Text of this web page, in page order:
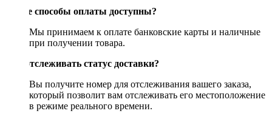
Какие способы оплаты доступны?
Мы принимаем к оплате банковские карты и наличные
при получении товара.
Как отслеживать статус доставки?
Вы получите номер для отслеживания вашего заказа,
который позволит вам отслеживать его местоположение
в режиме реального времени.